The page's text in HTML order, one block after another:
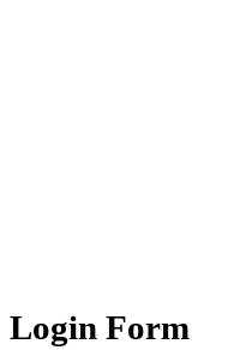
Login Form